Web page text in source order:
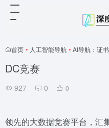
首页 • 人工智能导航 • AI导航：证
DC竞赛
927 0 0
领先的大数据竞赛平台，汇